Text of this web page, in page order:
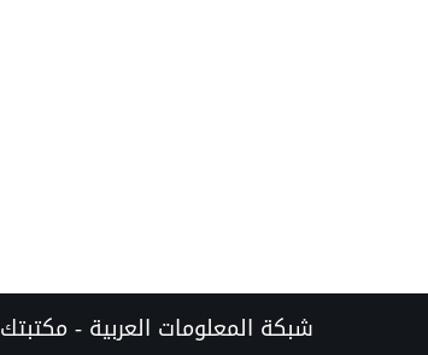
شبكة المعلومات العربية - مكتبتك